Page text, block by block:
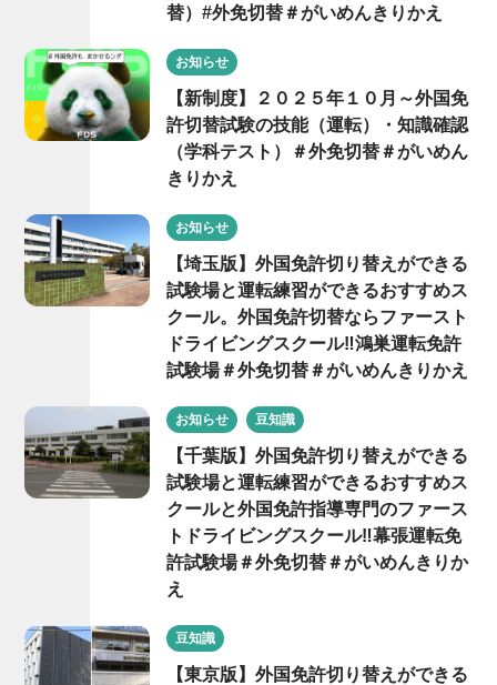
替）#外免切替＃がいめんきりかえ
お知らせ
【新制度】２０２５年１０月～外国免
許切替試験の技能（運転）・知識確認
（学科テスト）＃外免切替＃がいめん
きりかえ
お知らせ
【埼玉版】外国免許切り替えができる
試験場と運転練習ができるおすすめス
クール。外国免許切替ならファースト
ドライビングスクール‼鴻巣運転免許
試験場＃外免切替＃がいめんきりかえ
お知らせ 豆知識
【千葉版】外国免許切り替えができる
試験場と運転練習ができるおすすめス
クールと外国免許指導専門のファース
トドライビングスクール‼幕張運転免
許試験場＃外免切替＃がいめんきりか
え
豆知識
【東京版】外国免許切り替えができる